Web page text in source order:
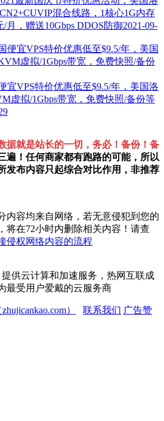
混合线路，1核心1G内存
/月，赠送10Gbps DDOS防御2021-09-
宜VPS特价优惠低至$9.5/年，美国洛
虚拟/1Gbps带宽，免费快照/备份等
据就是站长的一切，务必！备份！备
遍！任何商家都有跑路的可能，所以
发布内容只起综合对比作用，非推荐
内容均来自网络，若无意侵犯到您的
将在72小时内删除相关内容！请查
侵权网络内容的流程
提供云计算和加速服务，热网互联成
最受用户爱戴的云服务商
） 联系我们 广告赞